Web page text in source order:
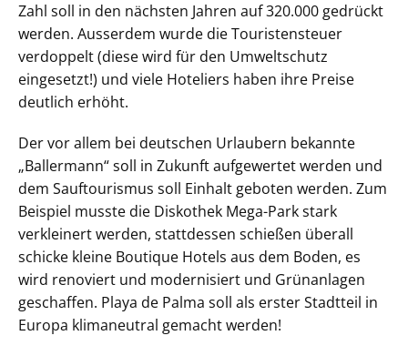
Zahl soll in den nächsten Jahren auf 320.000 gedrückt
werden. Ausserdem wurde die Touristensteuer
verdoppelt (diese wird für den Umweltschutz
eingesetzt!) und viele Hoteliers haben ihre Preise
deutlich erhöht.
Der vor allem bei deutschen Urlaubern bekannte
„Ballermann“ soll in Zukunft aufgewertet werden und
dem Sauftourismus soll Einhalt geboten werden. Zum
Beispiel musste die Diskothek Mega-Park stark
verkleinert werden, stattdessen schießen überall
schicke kleine Boutique Hotels aus dem Boden, es
wird renoviert und modernisiert und Grünanlagen
geschaffen. Playa de Palma soll als erster Stadtteil in
Europa klimaneutral gemacht werden!